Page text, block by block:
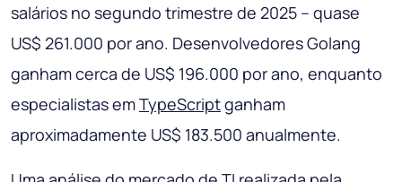
salários no segundo trimestre de 2025 – quase
US$ 261.000 por ano. Desenvolvedores Golang
ganham cerca de US$ 196.000 por ano, enquanto
especialistas emTypeScriptganham
aproximadamente US$ 183.500 anualmente.